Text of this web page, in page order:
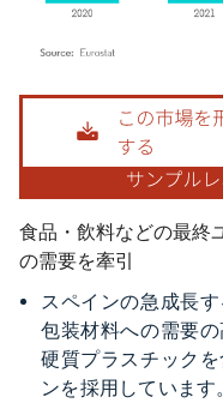
画像 © Mordor Intelligence。
食品・飲料などの最終
の需要を牽引
スペインの急成長
包装材料への需要
硬質プラスチック
ンを採用しています